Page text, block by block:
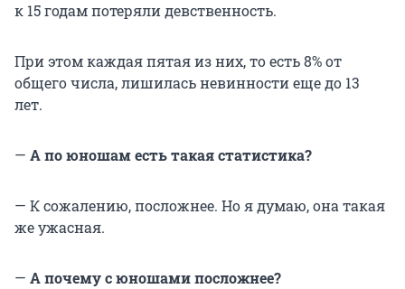
к 15 годам потеряли девственность.
При этом каждая пятая из них, то есть 8% от
общего числа, лишилась невинности еще до 13
лет.
— А по юношам есть такая статистика?
— К сожалению, посложнее. Но я думаю, она такая
же ужасная.
— А почему с юношами посложнее?